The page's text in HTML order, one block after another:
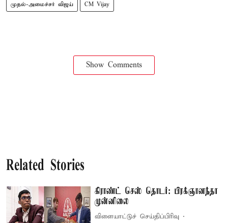
முதல்-அமைச்சர் விஜய் CM Vijay
Show Comments
Related Stories
கிராண்ட் செஸ் தொடர்: பிரக்ஞானந்தா
முன்னிலை
விளையாட்டுச் செய்திப்பிரிவு